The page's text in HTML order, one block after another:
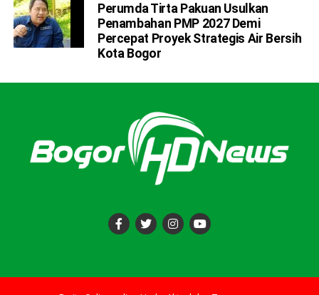
Perumda Tirta Pakuan Usulkan
Penambahan PMP 2027 Demi
Percepat Proyek Strategis Air Bersih
Kota Bogor